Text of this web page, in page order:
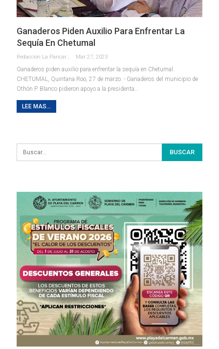
Ganaderos Piden Auxilio Para Enfrentar La
Sequía En Chetumal
Redaccion La Pancarta De Quintana Roo Mar 27, 2023
Ganaderos piden auxilio para enfrentar la sequía en Chetumal.
CHETUMAL, Quintana Roo, 27 de marzo. - Ganaderos del municipio de
Othón P. Blanco pidieron apoyo a la presidenta…
LEE MAS...